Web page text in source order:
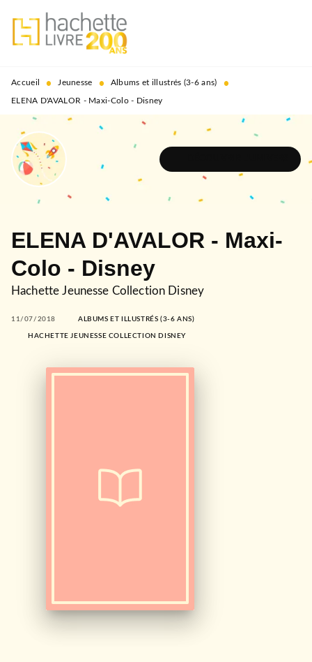
MENU RECHERCHE
PIED DE PAGE
Accueil • Jeunesse • Albums et illustrés (3-6 ans) •
ELENA D'AVALOR - Maxi-Colo - Disney
ELENA D'AVALOR - Maxi-
Colo - Disney
Hachette Jeunesse Collection Disney
11/07/2018 ALBUMS ET ILLUSTRÉS (3-6 ANS)
HACHETTE JEUNESSE COLLECTION DISNEY